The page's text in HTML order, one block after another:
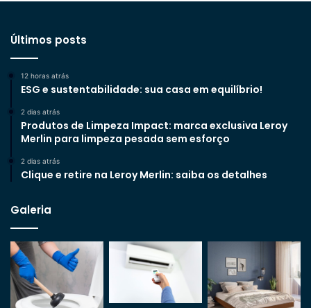
Últimos posts
12 horas atrás
ESG e sustentabilidade: sua casa em equilíbrio!
2 dias atrás
Produtos de Limpeza Impact: marca exclusiva Leroy
Merlin para limpeza pesada sem esforço
2 dias atrás
Clique e retire na Leroy Merlin: saiba os detalhes
Galeria